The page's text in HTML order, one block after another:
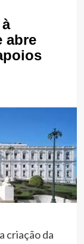
abre
criação da